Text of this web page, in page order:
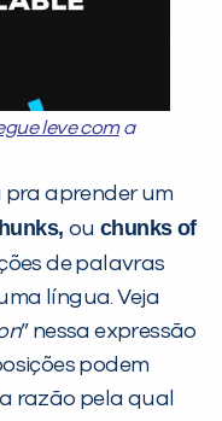
leve coma
pra aprender um
ou chunks of
de palavras
língua. Veja
” nessa expressão
podem
razão pela qual